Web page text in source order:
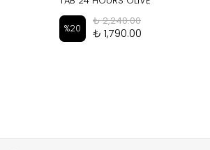
%20
₺ 2,240.00
₺ 1,790.00